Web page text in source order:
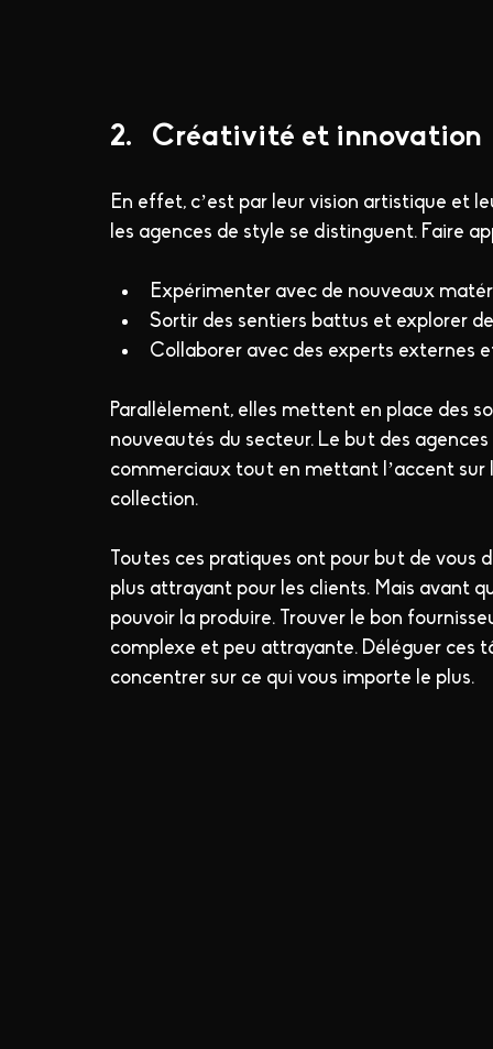
2.   Créativité et innovation
En effet, c’est par leur vision artistique et
les agences de style se distinguent. Faire
Expérimenter avec de nouveaux
Sortir des sentiers battus et explorer
Collaborer avec des experts externes
Parallèlement, elles mettent en place des
nouveautés du secteur. Le but des
commerciaux tout en mettant l’accent
collection.
Toutes ces pratiques ont pour but de vous
plus attrayant pour les clients. Mais avant
pouvoir la produire. Trouver le bon
complexe et peu attrayante. Déléguer ces
concentrer sur ce qui vous importe le plus.